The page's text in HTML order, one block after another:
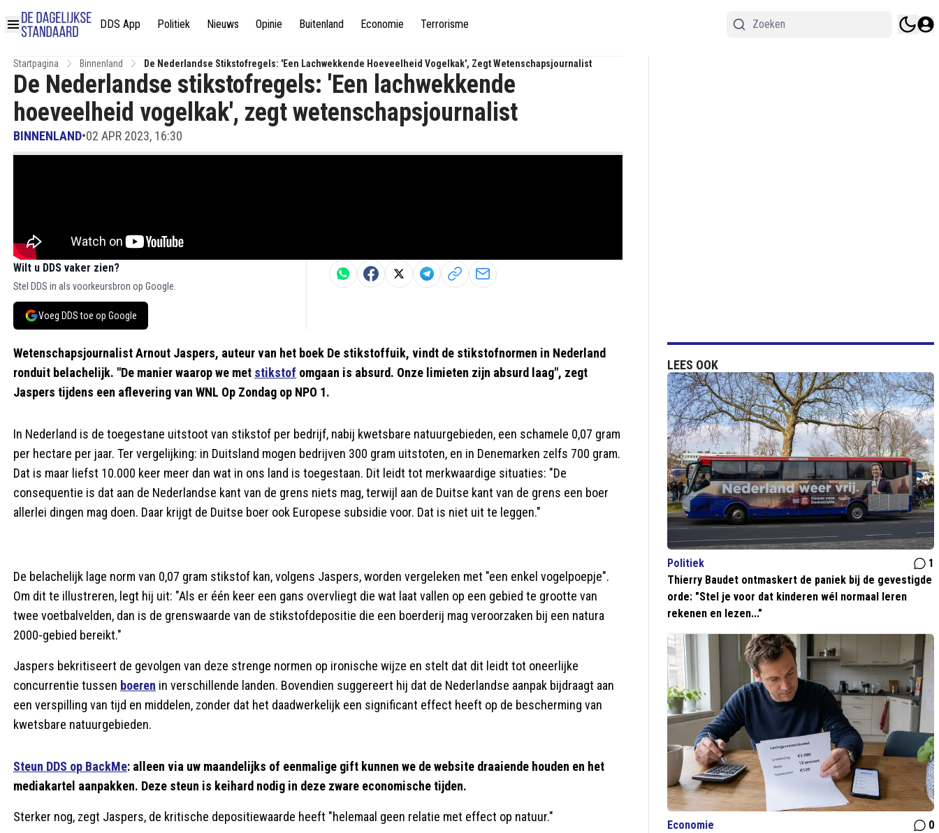
DDS App Politiek Nieuws Opinie Buitenland Economie Terrorisme
Startpagina Binnenland De Nederlandse Stikstofregels: 'Een Lachwekkende Hoeveelheid Vogelkak', Zegt Wetenschapsjournalist
De Nederlandse stikstofregels: 'Een lachwekkende
hoeveelheid vogelkak', zegt wetenschapsjournalist
BINNENLAND•02 APR 2023, 16:30
Wilt u DDS vaker zien?
Stel DDS in als voorkeursbron op Google.
Voeg DDS toe op Google
Wetenschapsjournalist Arnout Jaspers, auteur van het boek De stikstoffuik, vindt de stikstofnormen in Nederland
ronduit belachelijk. "De manier waarop we met stikstof omgaan is absurd. Onze limieten zijn absurd laag", zegt
Jaspers tijdens een aflevering van WNL Op Zondag op NPO 1.
In Nederland is de toegestane uitstoot van stikstof per bedrijf, nabij kwetsbare natuurgebieden, een schamele 0,07 gram
per hectare per jaar. Ter vergelijking: in Duitsland mogen bedrijven 300 gram uitstoten, en in Denemarken zelfs 700 gram.
Dat is maar liefst 10.000 keer meer dan wat in ons land is toegestaan. Dit leidt tot merkwaardige situaties: "De
consequentie is dat aan de Nederlandse kant van de grens niets mag, terwijl aan de Duitse kant van de grens een boer
allerlei dingen mag doen. Daar krijgt de Duitse boer ook Europese subsidie voor. Dat is niet uit te leggen."
De belachelijk lage norm van 0,07 gram stikstof kan, volgens Jaspers, worden vergeleken met "een enkel vogelpoepje".
Om dit te illustreren, legt hij uit: "Als er één keer een gans overvliegt die wat laat vallen op een gebied te grootte van
twee voetbalvelden, dan is de grenswaarde van de stikstofdepositie die een boerderij mag veroorzaken bij een natura
2000-gebied bereikt."
Jaspers bekritiseert de gevolgen van deze strenge normen op ironische wijze en stelt dat dit leidt tot oneerlijke
concurrentie tussen boeren in verschillende landen. Bovendien suggereert hij dat de Nederlandse aanpak bijdraagt aan
een verspilling van tijd en middelen, zonder dat het daadwerkelijk een significant effect heeft op de bescherming van
kwetsbare natuurgebieden.
Steun DDS op BackMe: alleen via uw maandelijks of eenmalige gift kunnen we de website draaiende houden en het
mediakartel aanpakken. Deze steun is keihard nodig in deze zware economische tijden.
Sterker nog, zegt Jaspers, de kritische depositiewaarde heeft "helemaal geen relatie met effect op natuur."
LEES OOK
Politiek
1
Thierry Baudet ontmaskert de paniek bij de gevestigde
orde: "Stel je voor dat kinderen wél normaal leren
rekenen en lezen..."
Economie
0